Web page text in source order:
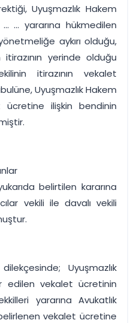
Uyuşmazlık Hakem
... yararına hükmedilen
aykırı olduğu,
yerinde olduğu
itirazının vekalet
Uyuşmazlık Hakem
ücretine ilişkin bendinin
belirtilen kararına
vekili ile davalı vekili
Uyuşmazlık
edilen vekalet ücretinin
yararına Avukatlık
vekalet ücretine